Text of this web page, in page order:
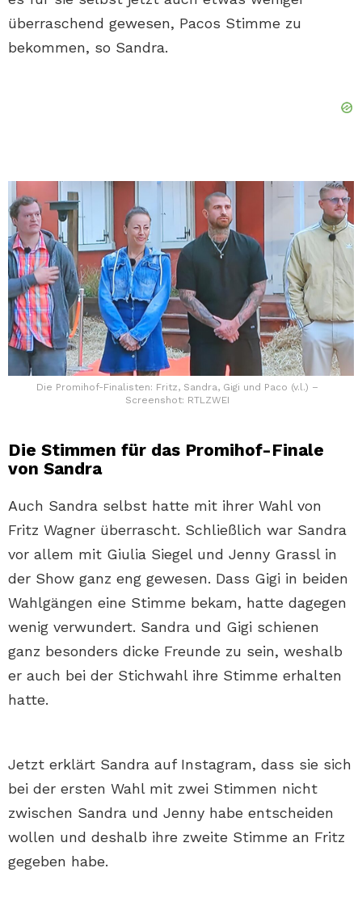
überraschend gewesen, Pacos Stimme zu
bekommen, so Sandra.
Die Promihof-Finalisten: Fritz, Sandra, Gigi und Paco (v.l.) –
Screenshot: RTLZWEI
Die Stimmen für das Promihof-Finale
von Sandra
Auch Sandra selbst hatte mit ihrer Wahl von
Fritz Wagner überrascht. Schließlich war Sandra
vor allem mit Giulia Siegel und Jenny Grassl in
der Show ganz eng gewesen. Dass Gigi in beiden
Wahlgängen eine Stimme bekam, hatte dagegen
wenig verwundert. Sandra und Gigi schienen
ganz besonders dicke Freunde zu sein, weshalb
er auch bei der Stichwahl ihre Stimme erhalten
hatte.
Jetzt erklärt Sandra auf Instagram, dass sie sich
bei der ersten Wahl mit zwei Stimmen nicht
zwischen Sandra und Jenny habe entscheiden
wollen und deshalb ihre zweite Stimme an Fritz
gegeben habe.